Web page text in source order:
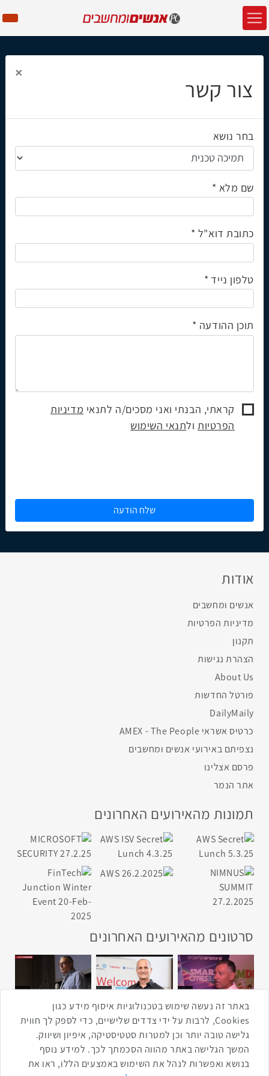
צור קשר
×
בחר נושא
שם מלא
כתובת דוא"ל
טלפון נייד
תוכן ההודעה
קראתי, הבנתי ואני מסכים/ה לתנאי מדיניות
הפרטיותולתנאי השימוש
אודות
אנשים ומחשבים
מדיניות הפרטיות
תקנון
הצהרת נגישות
About Us
פורטל החדשות
DailyMaily
כרטיס אשראי AMEX - The People
נצפיתם באירועי אנשים ומחשבים
פרסם אצלינו
אתר הנמר
תמונות מהאירועים האחרונים
סרטונים מהאירועים האחרונים
4:00
2:33
1:43
3:52
1:14
באתר זה נעשה שימוש בטכנולוגיות איסוף מידע כגון
Cookies, לרבות על ידי צדדים שלישיים, כדי לספק לך חווית
גלישה טובה יותר וכן למטרות סטטיסטיקה, איפיון ושיווק.
המשך הגלישה באתר מהווה הסכמתך לכך. למידע נוסף
בנושא ואפשרות לנהל את השימוש באמצעים הללו, ראו את